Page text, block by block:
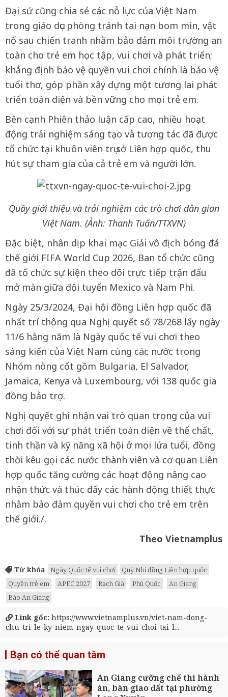
Đại sứ cũng chia sẻ các nỗ lực của Việt Nam
trong giáo dục phòng tránh tai nạn bom mìn, vật
nổ sau chiến tranh nhằm bảo đảm môi trường an
toàn cho trẻ em học tập, vui chơi và phát triển;
khẳng định bảo vệ quyền vui chơi chính là bảo vệ
tuổi thơ, góp phần xây dựng một tương lai phát
triển toàn diện và bền vững cho mọi trẻ em.
Bên cạnh Phiên thảo luận cấp cao, nhiều hoạt
động trải nghiệm sáng tạo và tương tác đã được
tổ chức tại khuôn viên trụ sở Liên hợp quốc, thu
hút sự tham gia của cả trẻ em và người lớn.
Quầy giới thiệu và trải nghiệm các trò chơi dân gian
Việt Nam. (Ảnh: Thanh Tuấn/TTXVN)
Đặc biệt, nhân dịp khai mạc Giải vô địch bóng đá
thế giới FIFA World Cup 2026, Ban tổ chức cũng
đã tổ chức sự kiện theo dõi trực tiếp trận đấu
mở màn giữa đội tuyển Mexico và Nam Phi.
Ngày 25/3/2024, Đại hội đồng Liên hợp quốc đã
nhất trí thông qua Nghị quyết số 78/268 lấy ngày
11/6 hằng năm là Ngày quốc tế vui chơi theo
sáng kiến của Việt Nam cùng các nước trong
Nhóm nòng cốt gồm Bulgaria, El Salvador,
Jamaica, Kenya và Luxembourg, với 138 quốc gia
đồng bảo trợ.
Nghị quyết ghi nhận vai trò quan trọng của vui
chơi đối với sự phát triển toàn diện về thể chất,
tinh thần và kỹ năng xã hội ở mọi lứa tuổi, đồng
thời kêu gọi các nước thành viên và cơ quan Liên
hợp quốc tăng cường các hoạt động nâng cao
nhận thức và thúc đẩy các hành động thiết thực
nhằm bảo đảm quyền vui chơi cho trẻ em trên
thế giới./.
Theo Vietnamplus
Từ khóa Ngày Quốc tế vui chơi
Quỹ Nhi đồng Liên hợp quốc
Quyền trẻ em
APEC 2027 Rạch Giá Phú Quốc
An Giang
Báo An Giang
Link gốc: https://www.vietnamplus.vn/viet-nam-dong-
chu-tri-le-ky-niem-ngay-quoc-te-vui-choi-tai-l...
Bạn có thể quan tâm
An Giang cưỡng chế thi hành
án, bàn giao đất tại phường